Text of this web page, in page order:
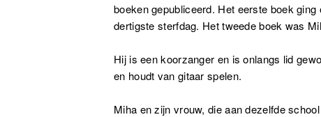
boeken gepubliceerd. Het eerste boek
dertigste sterfdag. Het tweede boek was
Hij is een koorzanger en is onlangs lid
en houdt van gitaar spelen.
Miha en zijn vrouw, die aan dezelfde